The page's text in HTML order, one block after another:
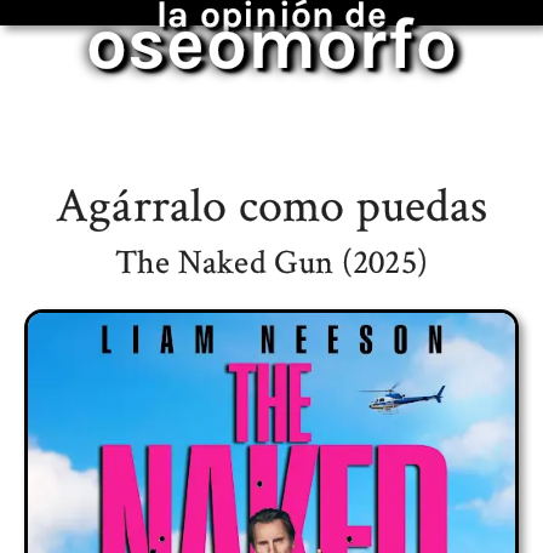
la opinión de
oseomorfo
Agárralo como puedas
The Naked Gun (2025)